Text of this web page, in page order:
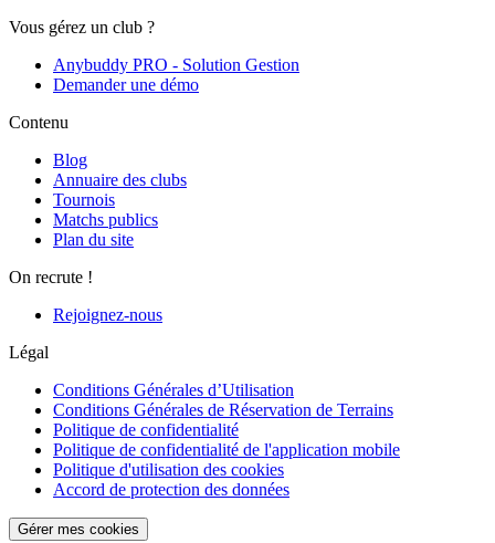
Vous gérez un club ?
Anybuddy PRO - Solution Gestion
Demander une démo
Contenu
Blog
Annuaire des clubs
Tournois
Matchs publics
Plan du site
On recrute !
Rejoignez-nous
Légal
Conditions Générales d’Utilisation
Conditions Générales de Réservation de Terrains
Politique de confidentialité
Politique de confidentialité de l'application mobile
Politique d'utilisation des cookies
Accord de protection des données
Gérer mes cookies